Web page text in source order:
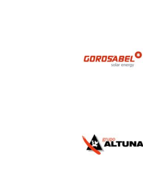
Gorosabel
Grupo Altuna